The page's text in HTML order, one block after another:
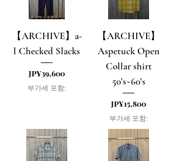
【ARCHIVE】a-
l Checked Slacks
가격
JP¥39,600
부가세 포함:
【ARCHIVE】
Aspetuck Open
Collar shirt
50's~60's
가격
JP¥15,800
부가세 포함: